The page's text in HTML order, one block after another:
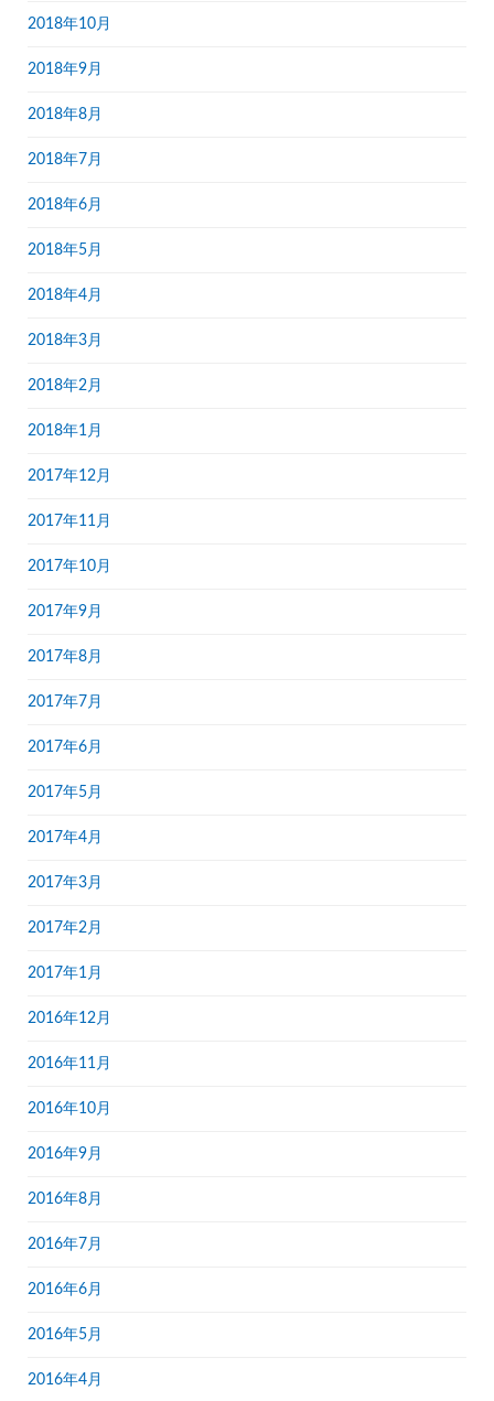
2018年10月
2018年9月
2018年8月
2018年7月
2018年6月
2018年5月
2018年4月
2018年3月
2018年2月
2018年1月
2017年12月
2017年11月
2017年10月
2017年9月
2017年8月
2017年7月
2017年6月
2017年5月
2017年4月
2017年3月
2017年2月
2017年1月
2016年12月
2016年11月
2016年10月
2016年9月
2016年8月
2016年7月
2016年6月
2016年5月
2016年4月